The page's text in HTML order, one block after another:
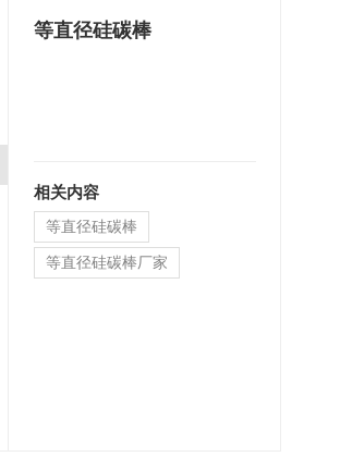
等直径硅碳棒
相关内容
等直径硅碳棒
等直径硅碳棒厂家